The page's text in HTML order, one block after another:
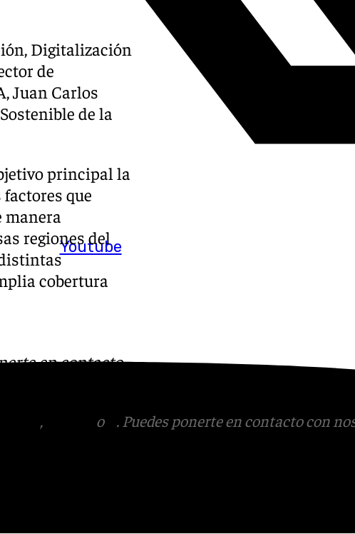
Youtube
Digitalización
de
Juan Carlos
de la
principal la
que
manera
regiones del
cobertura
en contacto
, o
. Puedes ponerte en contacto con